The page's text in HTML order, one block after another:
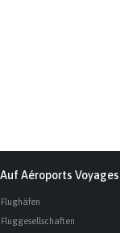
Auf Aéroports Voyages
Fluggesellschaften